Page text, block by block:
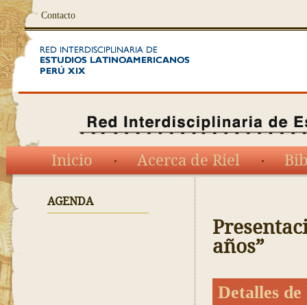
Contacto
Inicio Acerca de Riel
AGENDA
años”
Detalles